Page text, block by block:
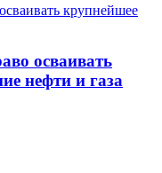
осваивать
нефти и газа